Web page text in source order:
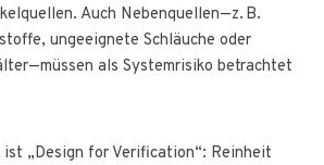
Auch Nebenquellen—z. B.
ungeeignete Schläuche oder
als Systemrisiko betrachtet
„Design for Verification“: Reinheit